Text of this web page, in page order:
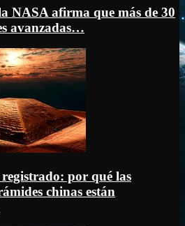
NASA afirma que más de 30
avanzadas…
por qué las
chinas están